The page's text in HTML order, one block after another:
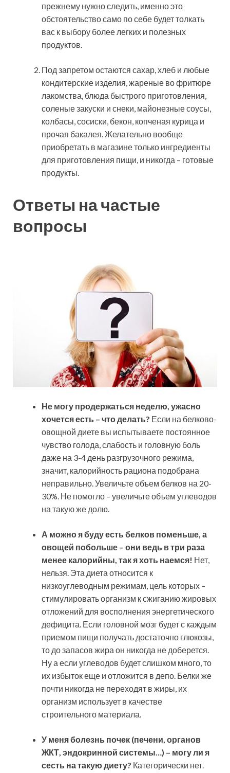
прежнему нужно следить, именно это
обстоятельство само по себе будет толкать
вас к выбору более легких и полезных
продуктов.
Под запретом остаются сахар, хлеб и любые
кондитерские изделия, жареные во фритюре
лакомства, блюда быстрого приготовления,
соленые закуски и снеки, майонезные соусы,
колбасы, сосиски, бекон, копченая курица и
прочая бакалея. Желательно вообще
приобретать в магазине только ингредиенты
для приготовления пищи, и никогда – готовые
продукты.
Ответы на частые
вопросы
Не могу продержаться неделю, ужасно
хочется есть – что делать? Если на белково-
овощной диете вы испытываете постоянное
чувство голода, слабость и головную боль
даже на 3-4 день разгрузочного режима,
значит, калорийность рациона подобрана
неправильно. Увеличьте объем белков на 20-
30%. Не помогло – увеличьте объем углеводов
на такую же долю.
А можно я буду есть белков поменьше, а
овощей побольше – они ведь в три раза
менее калорийны, так я хоть наемся! Нет,
нельзя. Эта диета относится к
низкоуглеводным режимам, цель которых –
стимулировать организм к сжиганию жировых
отложений для восполнения энергетического
дефицита. Если головной мозг будет с каждым
приемом пищи получать достаточно глюкозы,
то до запасов жира он никогда не доберется.
Ну а если углеводов будет слишком много, то
их избыток еще и отложится в депо. Белки же
почти никогда не переходят в жиры, их
организм использует в качестве
строительного материала.
У меня болезнь почек (печени, органов
ЖКТ, эндокринной системы…) – могу ли я
сесть на такую диету? Категорически нет.